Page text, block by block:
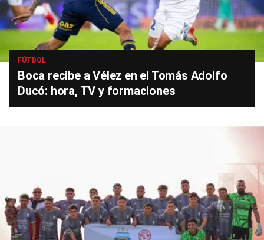
FÚTBOL
Boca recibe a Vélez en el Tomás Adolfo
Ducó: hora, TV y formaciones